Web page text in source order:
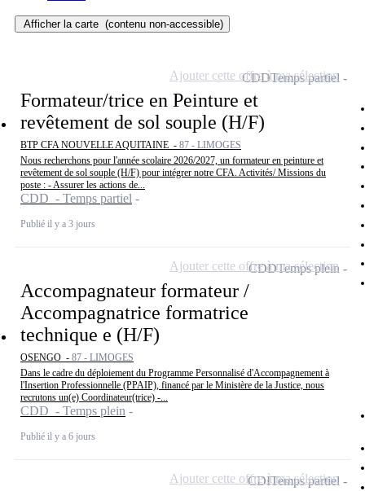
Afficher la carte (contenu non-accessible)
Formateur/trice en Peinture et
revêtement de sol souple (H/F)
BTP CFA NOUVELLE AQUITAINE - 87 - LIMOGES
Nous recherchons pour l'année scolaire 2026/2027, un formateur en peinture et
revêtement de sol souple (H/F) pour intégrer notre CFA. Activités/ Missions du
poste : - Assurer les actions de...
CDD - Temps partiel
Publié il y a 3 jours
CDDTemps partiel
Ajouter cette offre à ma sélection
Accompagnateur formateur /
Accompagnatrice formatrice
technique e (H/F)
OSENGO - 87 - LIMOGES
Dans le cadre du déploiement du Programme Personnalisé d'Accompagnement à
l'Insertion Professionnelle (PPAIP), financé par le Ministère de la Justice, nous
recrutons un(e) Coordinateur(trice) -...
CDD - Temps plein
Publié il y a 6 jours
CDDTemps plein
Ajouter cette offre à ma sélection
CDITemps partiel
Ajouter cette offre à ma sélection